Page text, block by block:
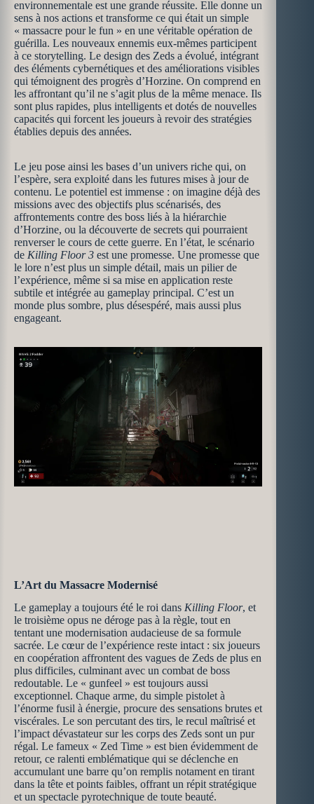
environnementale est une grande réussite. Elle donne un
sens à nos actions et transforme ce qui était un simple
« massacre pour le fun » en une véritable opération de
guérilla. Les nouveaux ennemis eux-mêmes participent
à ce storytelling. Le design des Zeds a évolué, intégrant
des éléments cybernétiques et des améliorations visibles
qui témoignent des progrès d’Horzine. On comprend en
les affrontant qu’il ne s’agit plus de la même menace. Ils
sont plus rapides, plus intelligents et dotés de nouvelles
capacités qui forcent les joueurs à revoir des stratégies
établies depuis des années.
Le jeu pose ainsi les bases d’un univers riche qui, on
l’espère, sera exploité dans les futures mises à jour de
contenu. Le potentiel est immense : on imagine déjà des
missions avec des objectifs plus scénarisés, des
affrontements contre des boss liés à la hiérarchie
d’Horzine, ou la découverte de secrets qui pourraient
renverser le cours de cette guerre. En l’état, le scénario
de Killing Floor 3 est une promesse. Une promesse que
le lore n’est plus un simple détail, mais un pilier de
l’expérience, même si sa mise en application reste
subtile et intégrée au gameplay principal. C’est un
monde plus sombre, plus désespéré, mais aussi plus
engageant.
L’Art du Massacre Modernisé
Le gameplay a toujours été le roi dans Killing Floor, et
le troisième opus ne déroge pas à la règle, tout en
tentant une modernisation audacieuse de sa formule
sacrée. Le cœur de l’expérience reste intact : six joueurs
en coopération affrontent des vagues de Zeds de plus en
plus difficiles, culminant avec un combat de boss
redoutable. Le « gunfeel » est toujours aussi
exceptionnel. Chaque arme, du simple pistolet à
l’énorme fusil à énergie, procure des sensations brutes et
viscérales. Le son percutant des tirs, le recul maîtrisé et
l’impact dévastateur sur les corps des Zeds sont un pur
régal. Le fameux « Zed Time » est bien évidemment de
retour, ce ralenti emblématique qui se déclenche en
accumulant une barre qu’on remplis notament en tirant
dans la tête et points faibles, offrant un répit stratégique
et un spectacle pyrotechnique de toute beauté.